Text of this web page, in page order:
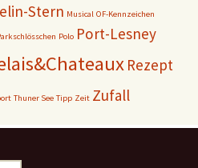
Stern Musical OF-Kennzeichen
Polo Port-Lesney
Rezept
Thuner See Tipp Zeit Zufall